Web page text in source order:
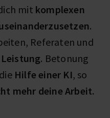
mit komplexen
.
Referaten und
. Betonung
Hilfe einer KI, so
mehr deine Arbeit.